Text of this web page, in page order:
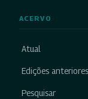
ACERVO
Atual
Edições anteriores
Pesquisar